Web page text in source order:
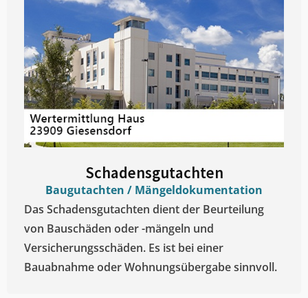
Schadensgutachten
Baugutachten / Mängeldokumentation
Das Schadensgutachten dient der Beurteilung
von Bauschäden oder -mängeln und
Versicherungsschäden. Es ist bei einer
Bauabnahme oder Wohnungsübergabe sinnvoll.